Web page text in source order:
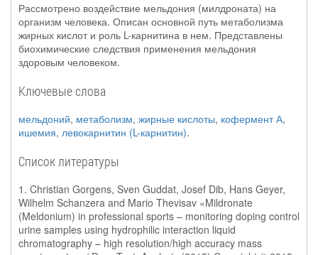
Рассмотрено воздействие мельдония (милдроната) на
организм человека. Описан основной путь метаболизма
жирных кислот и роль L-карнитина в нем. Представлены
биохимические следствия применения мельдония
здоровым человеком.
Ключевые слова
мельдоний, метаболизм, жирные кислоты, кофермент А,
ишемия, левокарнитин (L-карнитин).
Список литературы
1. Christian Gorgens, Sven Guddat, Josef Dib, Hans Geyer,
Wilhelm Schanzera and Mario Thevisav «Mildronate
(Meldonium) in professional sports – monitoring doping control
urine samples using hydrophilic interaction liquid
chromatography – high resolution/high accuracy mass